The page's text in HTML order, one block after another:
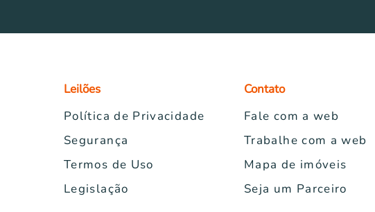
Leilões
Política de Privacidade
Segurança
Termos de Uso
Legislação
Contato
Fale com a web
Trabalhe com a web
Mapa de imóveis
Seja um Parceiro